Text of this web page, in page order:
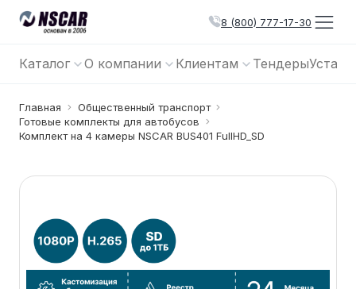
8 (800) 777-17-30
Каталог О компании Клиентам Тендеры
Главная
Общественный транспорт
Готовые комплекты для автобусов
Комплект на 4 камеры NSCAR BUS401 FullHD_SD